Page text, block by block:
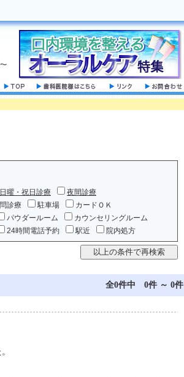
日曜・祝日診療
夜間診療
診療 駐車場
カードＯＫ
パウダールーム
カウンセリングルーム
24時間電話予約 駅近 院内処方
全0件中 0件 ～ 0件